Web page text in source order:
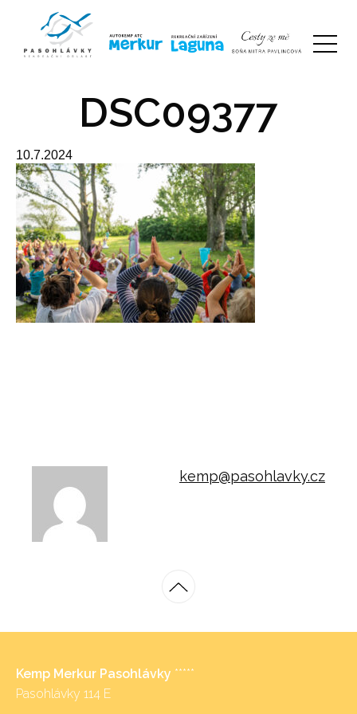
DSC09377
10.7.2024
kemp@pasohlavky.cz
Kemp Merkur Pasohlávky *****
Pasohlávky 114 E